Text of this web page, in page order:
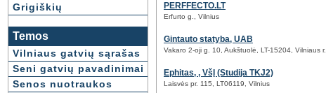
Grigiškių
Temos
Vilniaus gatvių sąrašas
Seni gatvių pavadinimai
Senos nuotraukos
PERFFECTO.LT
Erfurto g., Vilnius
Gintauto statyba, UAB
Vakaro 2-oji g. 10, Aukštuolė, LT-15204, Vilniaus r.
Ephitas, , VšĮ (Studija TKJ2)
Laisvės pr. 115, LT06119, Vilnius